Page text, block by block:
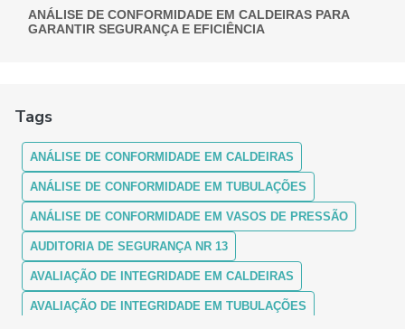
ANÁLISE DE CONFORMIDADE EM CALDEIRAS PARA
GARANTIR SEGURANÇA E EFICIÊNCIA
ANÁLISE DE CONFORMIDADE EM CALDEIRAS: COMO
ANÁLISE DE CONFORMIDADE EM CALDEIRAS: ENTENDA A
IMPORTÂNCIA E OS PROCEDIMENTOS
ANÁLISE DE CONFORMIDADE EM CALDEIRAS:
GARANTINDO SEGURANÇA E MÁXIMA EFICIÊNCIA
ANÁLISE DE CONFORMIDADE EM CALDEIRAS: GUIA
COMPLETO
Tags
ANÁLISE DE CONFORMIDADE EM CALDEIRAS
ANÁLISE DE CONFORMIDADE EM TUBULAÇÕES
ANÁLISE DE CONFORMIDADE EM VASOS DE PRESSÃO
AUDITORIA DE SEGURANÇA NR 13
AVALIAÇÃO DE INTEGRIDADE EM CALDEIRAS
AVALIAÇÃO DE INTEGRIDADE EM TUBULAÇÕES